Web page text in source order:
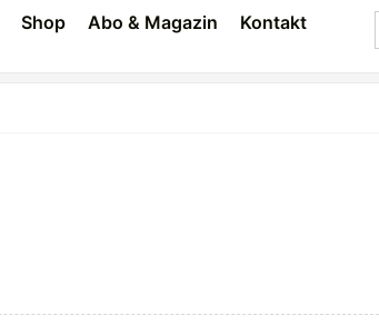
Shop Abo & Magazin Kontakt